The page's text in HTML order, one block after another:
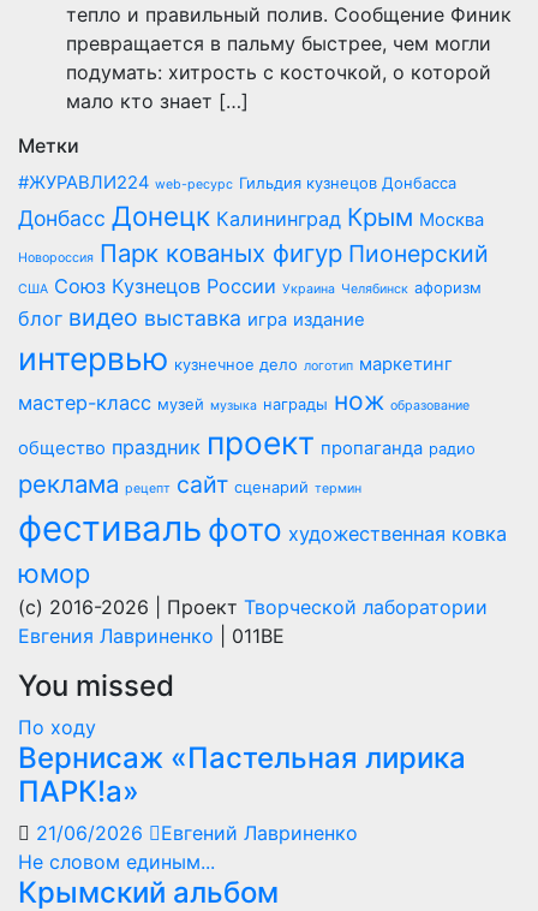
тепло и правильный полив. Сообщение Финик
превращается в пальму быстрее, чем могли
подумать: хитрость с косточкой, о которой
мало кто знает […]
Метки
#ЖУРАВЛИ224 web-ресурс Гильдия кузнецов Донбасса
Донбасс Донецк Калининград Крым Москва
Новороссия Парк кованых фигур Пионерский
США Союз Кузнецов России Украина Челябинск афоризм
блог видео выставка игра издание
интервью кузнечное дело логотип маркетинг
мастер-класс музей музыка награды нож образование
общество праздник проект пропаганда радио
реклама рецепт сайт сценарий термин
фестиваль фото художественная ковка
юмор
(c) 2016-2026 | Проект Творческой лаборатории
Евгения Лавриненко | 011BE
You missed
По ходу
Вернисаж «Пастельная лирика
ПАРК!а»
21/06/2026
Евгений Лавриненко
Не словом единым...
Крымский альбом